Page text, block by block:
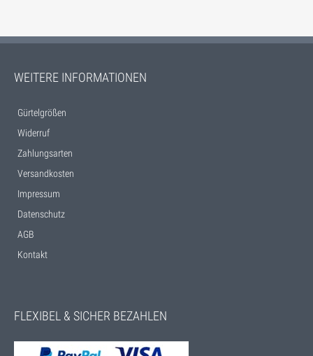
WEITERE INFORMATIONEN
Gürtelgrößen
Widerruf
Zahlungsarten
Versandkosten
Impressum
Datenschutz
AGB
Kontakt
FLEXIBEL & SICHER BEZAHLEN